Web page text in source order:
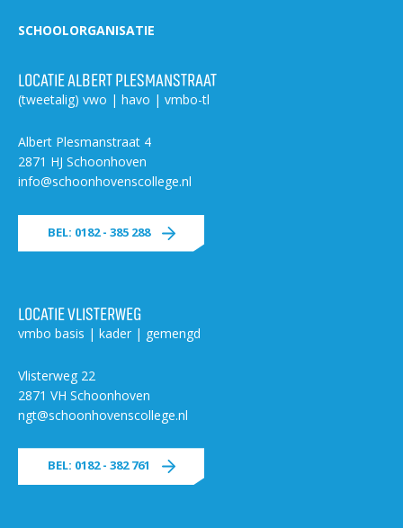
SCHOOLORGANISATIE
LOCATIE ALBERT PLESMANSTRAAT
(tweetalig) vwo | havo | vmbo-tl
Albert Plesmanstraat 4
2871 HJ Schoonhoven
info@schoonhovenscollege.nl
BEL: 0182 - 385 288
LOCATIE VLISTERWEG
vmbo basis | kader | gemengd
Vlisterweg 22
2871 VH Schoonhoven
ngt@schoonhovenscollege.nl
BEL: 0182 - 382 761